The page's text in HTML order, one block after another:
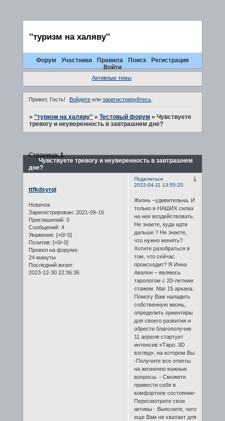
''туризм на халяву''
Форум Участники Правила Поиск
Регистрация
Войти
Активные темы
Привет, Гость! Войдите илизарегистрируйтесь.
» ''туризм на халяву'' » Тестовый форум » Чувствуете
тревогу и неуверенность в завтрашнем дне?
Чувствуете тревогу и неуверенность в завтрашнем
дне?
Страница:1
Поделиться
1
2022-04-11 13:55:20
ttfkdsyrqi
Новичок
Зарегистрирован: 2021-09-16
Приглашений: 0
Сообщений: 4
Уважение: [+0/-0]
Позитив: [+0/-0]
Провел на форуме:
24 минуты
Последний визит:
2023-12-30 22:36:36
Жизнь –удивительна. И
только в НАШИХ силах
на нее воздействовать.
Не знаете, куда идти
дальше ? Не знаете,
что нужно менять?
Хотите разобраться в
том, что сейчас
происходит? Я Инна
Авалон – являюсь
тарологом с 20-летним
стажем. Маг 15 аркана.
Помогу Вам наладить
собственную жизнь,
определить ориентиры
для своего развития и
обрести благополучие
11 апреля стартует
интенсив «Таро: 3D
взгляд», на котором Вы:
-Получите все ответы
на жизненно важные
вопросы. - Сможете
привести себя в
комфортное состояние-
Пересмотрите свои
активы - Выясните, чего
еще Вам не хватает для